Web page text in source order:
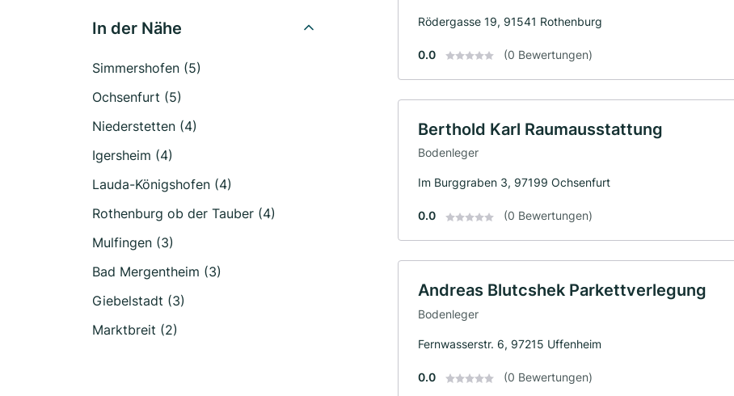
In der Nähe
Simmershofen (5)
Ochsenfurt (5)
Niederstetten (4)
Igersheim (4)
Lauda-Königshofen (4)
Rothenburg ob der Tauber (4)
Mulfingen (3)
Bad Mergentheim (3)
Giebelstadt (3)
Marktbreit (2)
Rödergasse 19, 91541 Rothenburg
0.0 (0 Bewertungen)
Berthold Karl Raumausstattung
Bodenleger
Im Burggraben 3, 97199 Ochsenfurt
0.0 (0 Bewertungen)
Andreas Blutcshek Parkettverlegung
Bodenleger
Fernwasserstr. 6, 97215 Uffenheim
0.0 (0 Bewertungen)